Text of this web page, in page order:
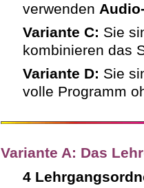
verwenden
Variante C: Sie
kombinieren das
Variante D: Sie
volle Programm
Variante A: Das
4